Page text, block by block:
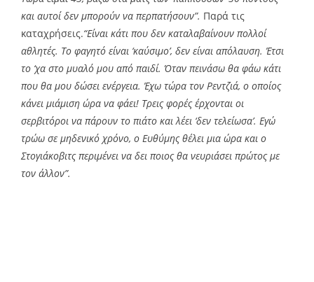
και αυτοί δεν μπορούν να περπατήσουν”. Παρά τις
καταχρήσεις.“Είναι κάτι που δεν καταλαβαίνουν πολλοί
αθλητές. Το φαγητό είναι ‘καύσιμο’, δεν είναι απόλαυση. Έτσι
το ‘χα στο μυαλό μου από παιδί. Όταν πεινάσω θα φάω κάτι
που θα μου δώσει ενέργεια. Έχω τώρα τον Ρεντζιά, ο οποίος
κάνει μιάμιση ώρα να φάει! Τρεις φορές έρχονται οι
σερβιτόροι να πάρουν το πιάτο και λέει ‘δεν τελείωσα’. Εγώ
τρώω σε μηδενικό χρόνο, ο Ευθύμης θέλει μια ώρα και ο
Στογιάκοβιτς περιμένει να δει ποιος θα νευριάσει πρώτος με
τον άλλον”.